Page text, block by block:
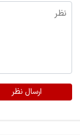
ارسال نظر